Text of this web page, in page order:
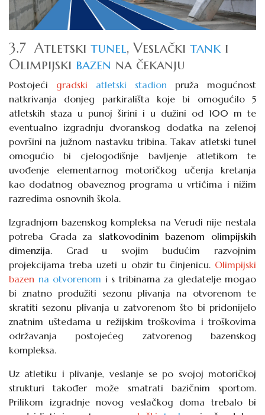
3.7 Atletski tunel, Veslački tanki
Olimpijski bazen na čekanju
Postojeći gradski atletski stadion pruža mogućnost
natkrivanja donjeg parkirališta koje bi omogućilo 5
atletskih staza u punoj širini i u dužini od 100 m te
eventualno izgradnju dvoranskog dodatka na zelenoj
površini na južnom nastavku tribina. Takav atletski tunel
omogućio bi cjelogodišnje bavljenje atletikom te
uvođenje elementarnog motoričkog učenja kretanja
kao dodatnog obaveznog programa u vrtićima i nižim
razredima osnovnih škola.
Izgradnjom bazenskog kompleksa na Verudi nije nestala
potreba Grada za slatkovodinim bazenom olimpijskih
dimenzija. Grad u svojim budućim razvojnim
projekcijama treba uzeti u obzir tu činjenicu. Olimpijski
bazen na otvorenom i s tribinama za gledatelje mogao
bi znatno produžiti sezonu plivanja na otvorenom te
skratiti sezonu plivanja u zatvorenom što bi pridonijelo
znatnim uštedama u režijskim troškovima i troškovima
održavanja postojećeg zatvorenog bazenskog
kompleksa.
Uz atletiku i plivanje, veslanje se po svojoj motoričkoj
strukturi također može smatrati bazičnim sportom.
Prilikom izgradnje novog veslačkog doma trebalo bi